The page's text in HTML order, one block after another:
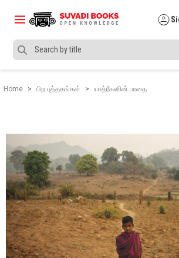
Home பிற புத்தகங்கள் யாத்ரீகனின் பாதை